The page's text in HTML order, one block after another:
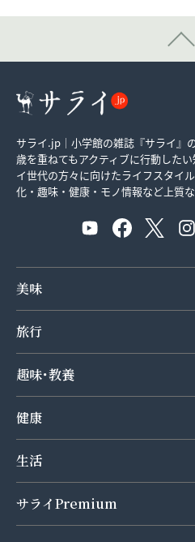
サライ.jp｜小学館の雑誌『サライ』
歳を重ねてもアクティブに行動した
イ世代の方々に向けたライフスタイ
化・趣味・健康・モノ情報など上質
美味
旅行
趣味･教養
健康
生活
サライPremium